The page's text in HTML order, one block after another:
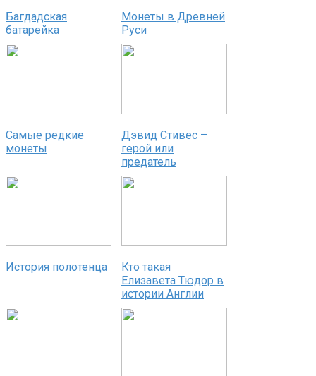
Багдадская
батарейка
Монеты в Древней
Руси
Самые редкие
монеты
Дэвид Стивес –
герой или
предатель
История полотенца
Кто такая
Елизавета Тюдор в
истории Англии